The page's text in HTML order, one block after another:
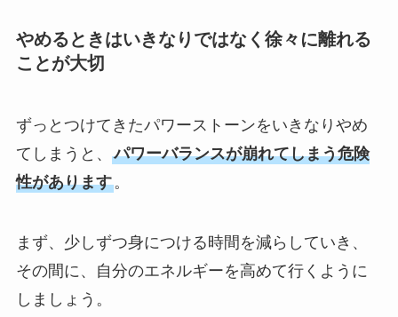
やめるときはいきなりではなく徐々に離れる
ことが大切
ずっとつけてきたパワーストーンをいきなりやめ
てしまうと、 パワーバランスが崩れてしまう危険
性があります。
まず、少しずつ身につける時間を減らしていき、
その間に、自分のエネルギーを高めて行くように
しましょう。